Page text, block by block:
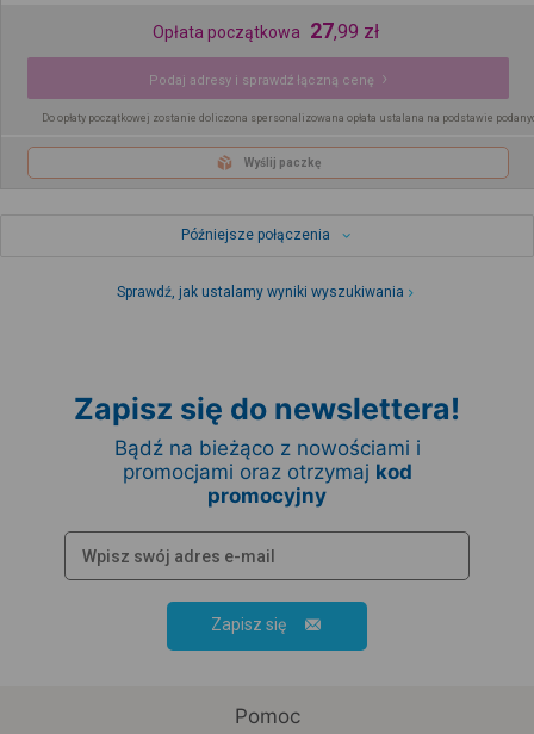
Opłata początkowa 27,99 zł
Podaj adresy i sprawdź łączną cenę
Do opłaty początkowej zostanie doliczona spersonalizowana opłata ustalana na podstawie
Wyślij paczkę
Późniejsze połączenia
Sprawdź, jak ustalamy wyniki wyszukiwania
Zapisz się do newslettera!
Bądź na bieżąco z nowościami i
promocjami oraz otrzymaj kod
promocyjny
Zapisz się
Pomoc